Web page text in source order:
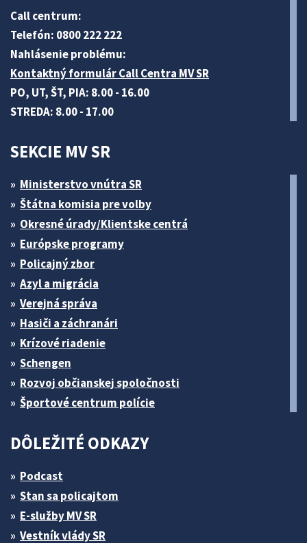
Call centrum:
Telefón: 0800 222 222
Nahlásenie problému:
Kontaktný formulár Call Centra MV SR
PO, UT, ŠT, PIA: 8.00 - 16.00
STREDA: 8.00 - 17.00
SEKCIE MV SR
Ministerstvo vnútra SR
Štátna komisia pre volby
Okresné úrady/Klientske centrá
Európske programy
Policajný zbor
Azyl a migrácia
Verejná správa
Hasiči a záchranári
Krízové riadenie
Schengen
Rozvoj občianskej spoločnosti
Športové centrum polície
DÔLEŽITÉ ODKAZY
Podcast
Stan sa policajtom
E-služby MV SR
Vestník vlády SR